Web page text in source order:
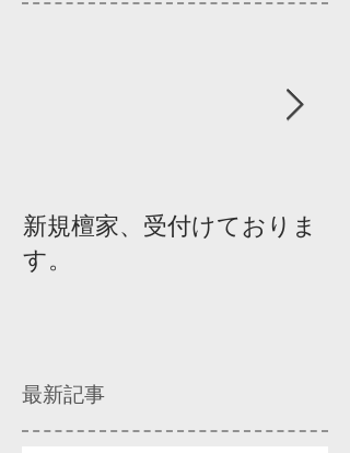
新規檀家、受付けておりま
す。
最新記事